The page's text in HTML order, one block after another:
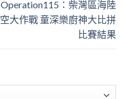
Operation115：柴灣區海陸
空大作戰 童深樂廚神大比拼
比賽結果